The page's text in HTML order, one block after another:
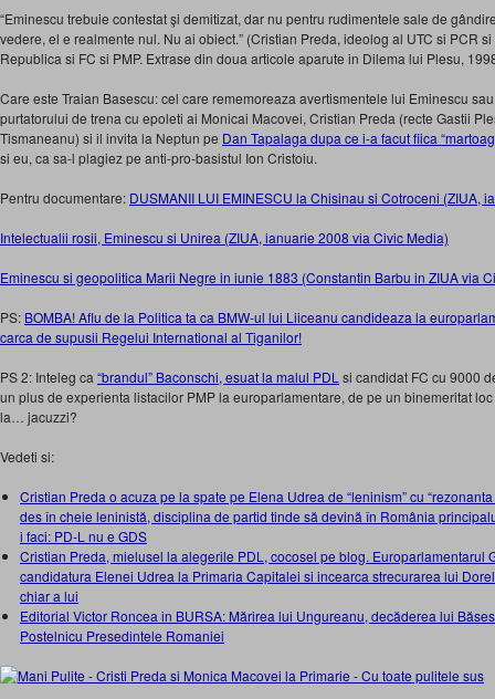
“Eminescu trebuie contestat şi demitizat, dar nu pentru rudi­mentele sale de
vedere, el e realmente nul. Nu ai obiect.” (Cristian Preda, ideolog al UTC si PCR
Republica si FC si PMP. Extrase din doua articole aparute in Dilema lui Plesu,
Care este Traian Basescu: cel care rememoreaza avertismentele lui Eminescu
purtatorului de trena cu epoleti ai Monicai Macovei, Cristian Preda (recte Gastii
Tismaneanu) si il invita la Neptun pe Dan Tapalaga dupa ce i-a facut fiica
si eu, ca sa-l plagiez pe anti-pro-basistul Ion Cristoiu.
Pentru documentare: DUSMANII LUI EMINESCU la Chisinau si Cotroceni (ZIUA,
Intelectualii rosii, Eminescu si Unirea (ZIUA, ianuarie 2008 via Civic Media)
Eminescu si geopolitica Marii Negre in iunie 1883 (Constantin Barbu in ZIUA via
PS: BOMBA! Aflu de la Politica ta ca BMW-ul lui Liiceanu candideaza la
carca de supusii Regelui International al Tiganilor!
PS 2: Inteleg ca “brandul” Baconschi, esuat la malul PDL si candidat FC cu 9000
un plus de experienta listacilor PMP la europarlamentare, de pe un binemeritat
la… jacuzzi?
Vedeti si:
Cristian Preda o acuza pe la spate pe Elena Udrea de “leninism” cu
des în cheie leninistă, disciplina de partid tinde să devină în România
i faci: PD-L nu e GDS
Cristian Preda, mielusel la alegerile PDL, cocosel pe blog. Europarlamentarul
candidatura Elenei Udrea la Primaria Capitalei si incearca strecurarea lui
chiar a lui
Editorial Victor Roncea in BURSA: Mărirea lui Ungureanu, decăderea lui
Postelnicu Presedintele Romaniei